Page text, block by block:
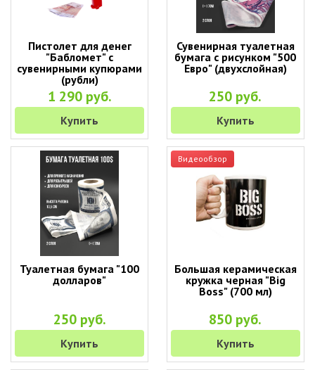
Пистолет для денег
"Бабломет" с
сувенирными купюрами
(рубли)
1 290 руб.
Купить
Сувенирная туалетная
бумага с рисунком "500
Евро" (двухслойная)
250 руб.
Купить
Туалетная бумага "100
долларов"
250 руб.
Купить
Видеообзор
Большая керамическая
кружка черная "Big
Boss" (700 мл)
850 руб.
Купить